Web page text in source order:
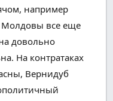
например
Молдовы все еще
довольно
. На контратаках
, Вернидуб